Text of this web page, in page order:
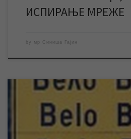
ИСПИРАЊЕ МРЕЖЕ
by мр Синиша Гајин
Због најављених радова
електро мрежи у два насељена
године, доћи ће до прекида